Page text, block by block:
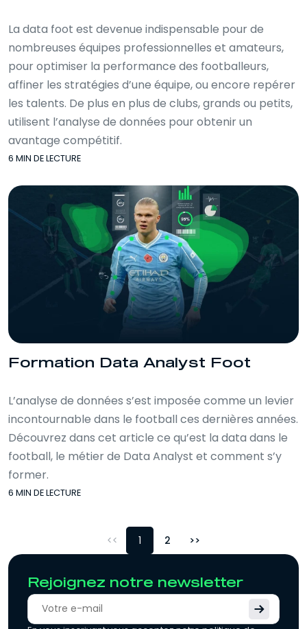
La data foot est devenue indispensable pour de
nombreuses équipes professionnelles et amateurs,
pour optimiser la performance des footballeurs,
affiner les stratégies d’une équipe, ou encore repérer
les talents. De plus en plus de clubs, grands ou petits,
utilisent l’analyse de données pour obtenir un
avantage compétitif.
6 MIN DE LECTURE
Formation Data Analyst Foot
L’analyse de données s’est imposée comme un levier
incontournable dans le football ces dernières années.
Découvrez dans cet article ce qu’est la data dans le
football, le métier de Data Analyst et comment s’y
former.
6 MIN DE LECTURE
< 1 2 >
Rejoignez notre newsletter